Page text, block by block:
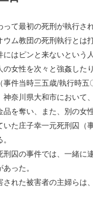
て最初の死刑が執行され
ウム教団の死刑執行とは
はピンと来ないという
の女性を次々と強姦した
件当時三五歳/執行時五
神奈川県大和市において
を奪い、また、別の女
いた庄子幸一元死刑囚（
刑囚の事件では、一緒に
った。
された被害者の主婦らは